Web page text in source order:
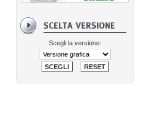
Scegli la versione: